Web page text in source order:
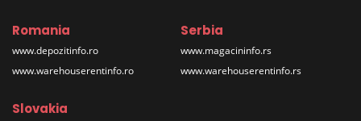
Romania
www.depozitinfo.ro
www.warehouserentinfo.ro
Serbia
www.magacininfo.rs
www.warehouserentinfo.rs
Slovakia